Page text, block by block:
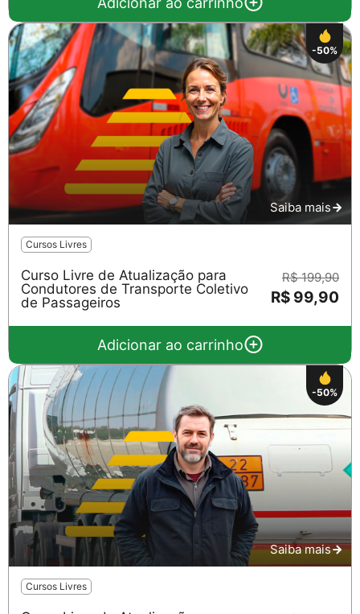
-50%
Saiba mais
Cursos Livres
Curso Livre de Atualização para
Condutores de Transporte Coletivo
de Passageiros
R$ 199,90
R$ 99,90
Adicionar ao carrinho
-50%
Saiba mais
Cursos Livres